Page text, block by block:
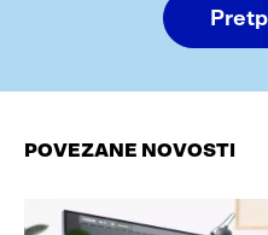
POVEZANE NOVOSTI